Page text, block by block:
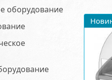
оборудование